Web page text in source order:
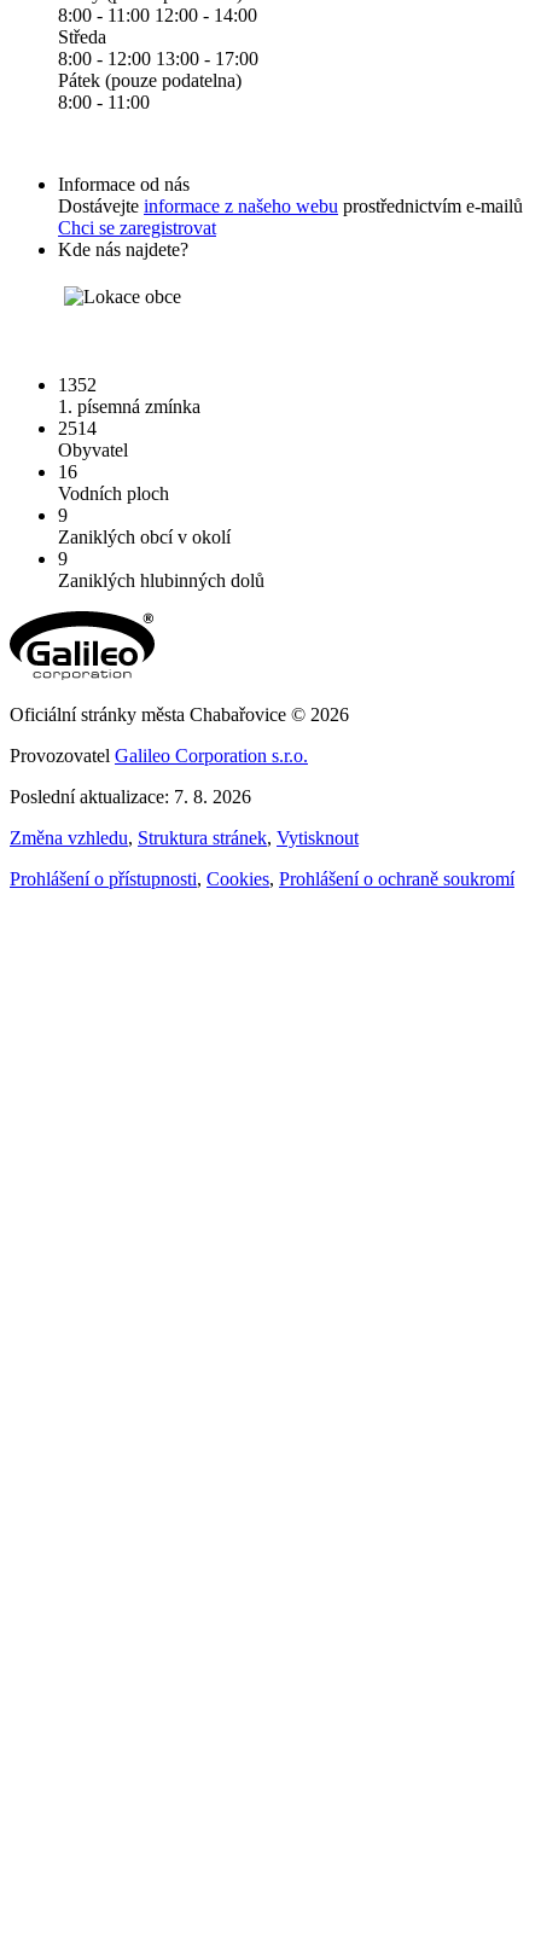
8:00 - 11:00 12:00 - 14:00
Středa
8:00 - 12:00 13:00 - 17:00
Pátek (pouze podatelna)
8:00 - 11:00
Informace od nás
Dostávejte informace z našeho webu prostřednictvím e-mailů
Chci se zaregistrovat
Kde nás najdete?
1352
1. písemná zmínka
2514
Obyvatel
16
Vodních ploch
9
Zaniklých obcí v okolí
9
Zaniklých hlubinných dolů
Oficiální stránky města Chabařovice © 2026
Provozovatel Galileo Corporation s.r.o.
Poslední aktualizace: 7. 8. 2026
Změna vzhledu, Struktura stránek, Vytisknout
Prohlášení o přístupnosti, Cookies, Prohlášení o ochraně soukromí